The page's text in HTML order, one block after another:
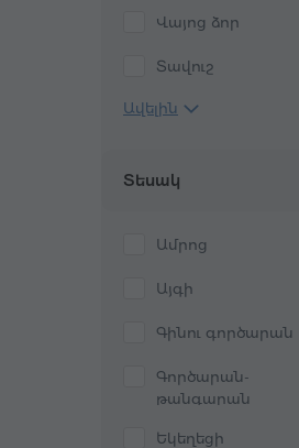
Վայոց ձոր
Տավուշ
Ավելին
Տեսակ
Ամրոց
Այգի
Գինու գործարան
Գործարան-
թանգարան
Եկեղեցի